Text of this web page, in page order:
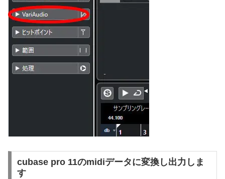
cubase pro 11のmidiデータに変換し出力しま
す